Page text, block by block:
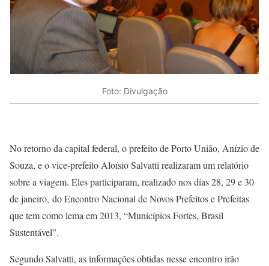
Foto: Divulgação
No retorno da capital federal, o prefeito de Porto União, Anízio de
Souza, e o vice-prefeito Aloísio Salvatti realizaram um relatório
sobre a viagem. Eles participaram, realizado nos dias 28, 29 e 30
de janeiro, do Encontro Nacional de Novos Prefeitos e Prefeitas
que tem como lema em 2013, “Municípios Fortes, Brasil
Sustentável”.
Segundo Salvatti, as informações obtidas nesse encontro irão